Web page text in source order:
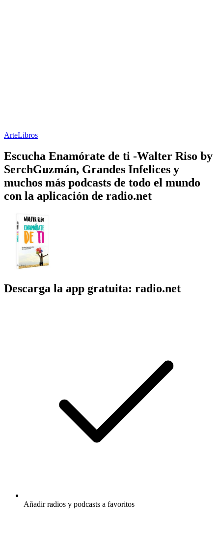
ArteLibros
Escucha Enamórate de ti -Walter Riso by
SerchGuzmán, Grandes Infelices y
muchos más podcasts de todo el mundo
con la aplicación de radio.net
Descarga la app gratuita: radio.net
Añadir radios y podcasts a favoritos